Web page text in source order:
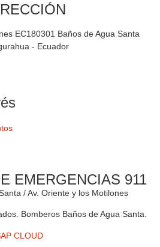
EC180301 Baños de Agua Santa
- Ecuador
EMERGENCIAS 911
/ Av. Oriente y los Motilones
Bomberos Baños de Agua Santa.
CLOUD